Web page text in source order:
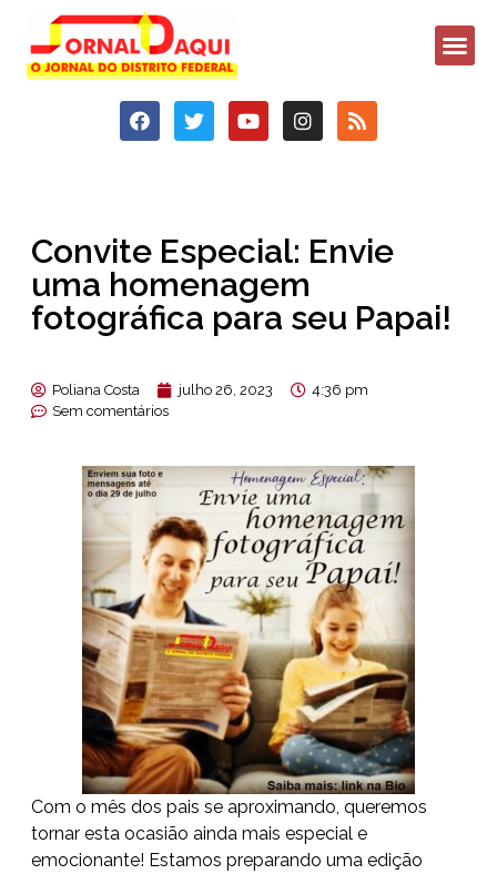
Convite Especial: Envie
uma homenagem
fotográfica para seu Papai!
Poliana Costa julho 26, 2023
4:36 pm
Sem comentários
Com o mês dos pais se aproximando, queremos
tornar esta ocasião ainda mais especial e
emocionante! Estamos preparando uma edição